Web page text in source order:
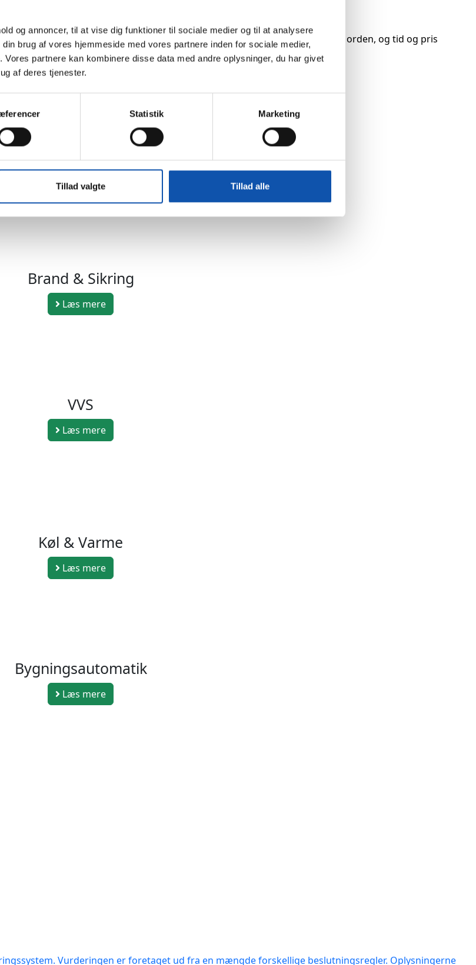
og annoncer, til at vise dig funktioner til sociale medier og til at analysere
brug af vores hjemmeside med vores partnere inden for sociale medier,
partnere kan kombinere disse data med andre oplysninger, du har givet
af deres tjenester.
Statistik Marketing
Tillad valgte Tillad alle
for at leve op til de aftaler, vi indgår. Håndværket vedr. el og VVS skal være i orden, og tid og pris
god arbejdsplads for vores elektrikere og VVS’ere.
Brand & Sikring
Læs mere
VVS
Læs mere
Køl & Varme
Læs mere
Bygningsautomatik
Læs mere